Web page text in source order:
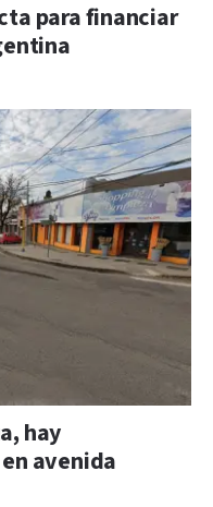
para financiar
hay
avenida